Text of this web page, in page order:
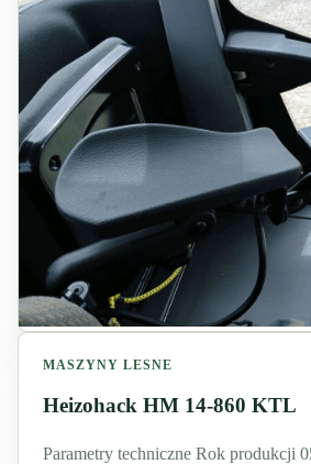
MASZYNY LESNE
Heizohack HM 14-860 KTL
Parametry techniczne Rok produkcji